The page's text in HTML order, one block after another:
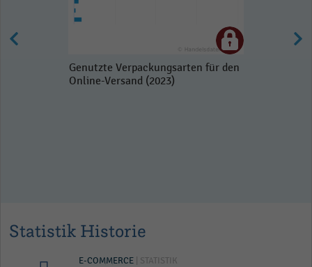
Genutzte Verpackungsarten für den
Online-Versand (2023)
Statistik Historie
E-COMMERCE | STATISTIK